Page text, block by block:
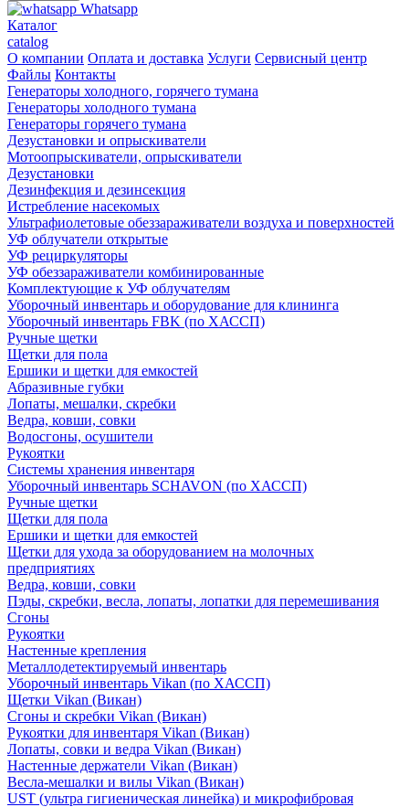
Whatsapp
Каталог
catalog
О компании Оплата и доставка Услуги Сервисный центр
Файлы Контакты
Генераторы холодного, горячего тумана
Генераторы холодного тумана
Генераторы горячего тумана
Дезустановки и опрыскиватели
Мотоопрыскиватели, опрыскиватели
Дезустановки
Дезинфекция и дезинсекция
Истребление насекомых
Ультрафиолетовые обеззараживатели воздуха и поверхностей
УФ облучатели открытые
УФ рециркуляторы
УФ обеззараживатели комбинированные
Комплектующие к УФ облучателям
Уборочный инвентарь и оборудование для клининга
Уборочный инвентарь FBK (по ХАССП)
Ручные щетки
Щетки для пола
Ершики и щетки для емкостей
Абразивные губки
Лопаты, мешалки, скребки
Ведра, ковши, совки
Водосгоны, осушители
Рукоятки
Системы хранения инвентаря
Уборочный инвентарь SCHAVON (по ХАССП)
Ручные щетки
Щетки для пола
Ершики и щетки для емкостей
Щетки для ухода за оборудованием на молочных
предприятиях
Ведра, ковши, совки
Пэды, скребки, весла, лопаты, лопатки для перемешивания
Сгоны
Рукоятки
Настенные крепления
Металлодетектируемый инвентарь
Уборочный инвентарь Vikan (по ХАССП)
Щетки Vikan (Викан)
Сгоны и скребки Vikan (Викан)
Рукоятки для инвентаря Vikan (Викан)
Лопаты, совки и ведра Vikan (Викан)
Настенные держатели Vikan (Викан)
Весла-мешалки и вилы Vikan (Викан)
UST (ультра гигиеническая линейка) и микрофибровая